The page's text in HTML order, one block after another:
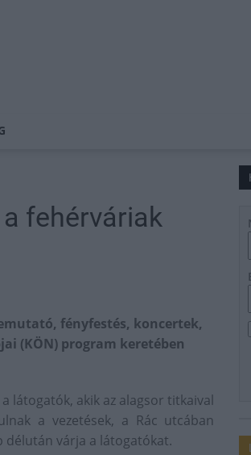
fehérváriak
fényfestés, koncertek,
(KÖN) program keretében
látogatók, akik az alagsor titkaival
a vezetések, a Rác utcában
délután várja a látogatókat.